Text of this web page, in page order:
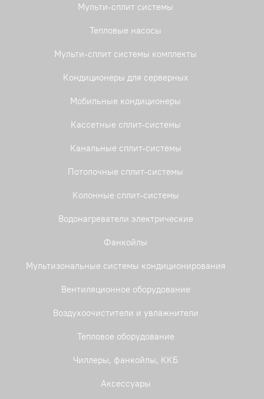
Мульти-сплит системы
Тепловые насосы
Мульти-сплит системы комплекты
Кондиционеры для серверных
Мобильные кондиционеры
Кассетные сплит-системы
Канальные сплит-системы
Потолочные сплит-системы
Колонные сплит-системы
Водонагреватели электрические
Фанкойлы
Мультизональные системы кондиционирования
Вентиляционное оборудование
Воздухоочистители и увлажнители
Тепловое оборудование
Чиллеры, фанкойлы, ККБ
Аксессуары